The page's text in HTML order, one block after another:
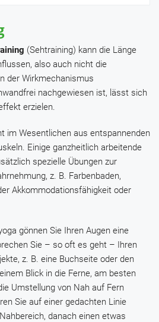
(Sehtraining) kann die Länge
also auch nicht die
der Wirkmechanismus
nachgewiesen ist, lässt sich
erzielen.
im Wesentlichen aus entspannenden
Einige ganzheitlich arbeitende
spezielle Übungen zur
z. B. Farbenbaden,
Akkommodationsfähigkeit oder
gönnen Sie Ihren Augen eine
Sie – so oft es geht – Ihren
z. B. eine Buchseite oder den
Blick in die Ferne, am besten
Umstellung von Nah auf Fern
Sie auf einer gedachten Linie
danach einen etwas